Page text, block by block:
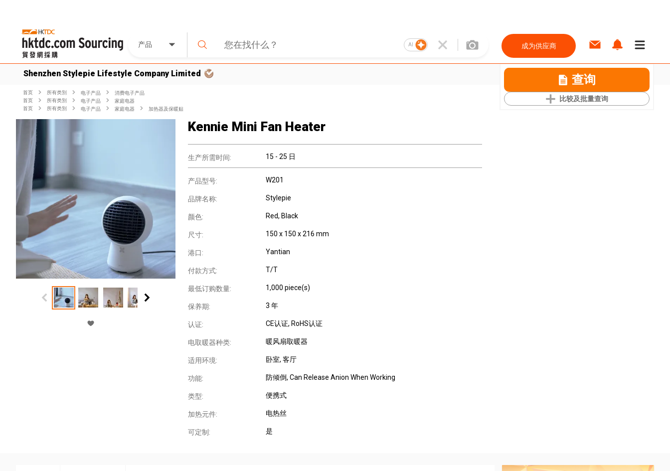
产品 AI 成为供应商
Shenzhen Stylepie Lifestyle Company Limited 查询
比较及批量查询
首页 所有类別 电子产品
消费电子产品
首页
所有类別 电子产品
家庭电器
首页
所有类別 电子产品 家庭电器 加热器及保暖贴
Kennie Mini Fan Heater
生产所需时间: 15 - 25 日
产品型号: W201
品牌名称: Stylepie
颜色: Red, Black
尺寸: 150 x 150 x 216 mm
港口: Yantian
付款方式: T/T
最低订购数量: 1,000 piece(s)
保养期: 3 年
认证: CE认证, RoHS认证
电取暖器种类: 暖风扇取暖器
适用环境: 卧室, 客厅
功能: 防倾倒, Can Release Anion When Working
类型: 便携式
加热元件: 电热丝
可定制: 是